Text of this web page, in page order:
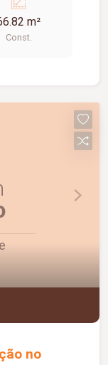
01
com
e
família.
m²
Const.
no